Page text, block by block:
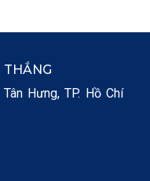
Hưng, TP. Hồ Chí